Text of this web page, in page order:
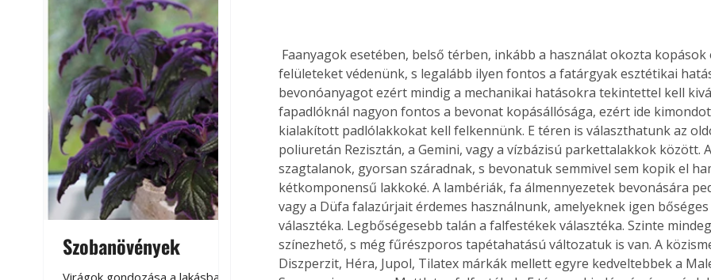
Szobanövények
Virágoskert: kertben,
teraszon, lakásban
Gyógyító növények: a
természet kincsei az
felületeket védenünk, s legalább ilyen fontos a fatárgyak esztétikai
bevonóanyagot ezért mindig a mechanikai hatásokra tekintettel kell
fapadlóknál nagyon fontos a bevonat kopásállósága, ezért ide
kialakított padlólakkokat kell felkennünk. E téren is választhatunk az
poliuretán Rezisztán, a Gemini, vagy a vízbázisú parkettalakkok között.
szagtalanok, gyorsan száradnak, s bevonatuk semmivel sem kopik el
kétkomponensű lakkoké. A lambériák, fa álmennyezetek bevonására
vagy a Düfa falazúrjait érdemes használnunk, amelyeknek igen
választéka. Legbőségesebb talán a falfestékek választéka. Szinte
színezhető, s még fűrészporos tapétahatású változatuk is van. A
Diszperzit, Héra, Jupol, Tilatex márkák mellett egyre kedveltebbek a